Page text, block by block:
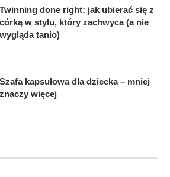
Twinning done right: jak ubierać się z
córką w stylu, który zachwyca (a nie
wygląda tanio)
Szafa kapsułowa dla dziecka – mniej
znaczy więcej